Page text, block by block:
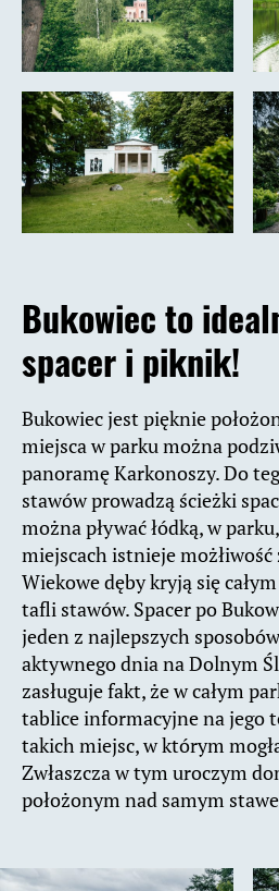
Bukowiec to
spacer i piknik!
Bukowiec jest pięknie
miejsca w parku można
panoramę Karkonoszy. Do
stawów prowadzą ścieżki
można pływać łódką, w
miejscach istnieje
Wiekowe dęby kryją się
tafli stawów. Spacer po
jeden z najlepszych
aktywnego dnia na Dolnym
zasługuje fakt, że w całym
tablice informacyjne na jego
takich miejsc, w którym
Zwłaszcza w tym uroczym
położonym nad samym